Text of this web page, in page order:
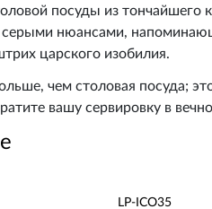
посуды из
серыми нюансами,
царского изобилия.
чем столовая посуда;
вашу сервировку в
LP-ICO35